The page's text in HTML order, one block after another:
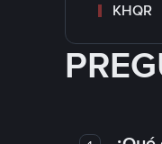
KHQR